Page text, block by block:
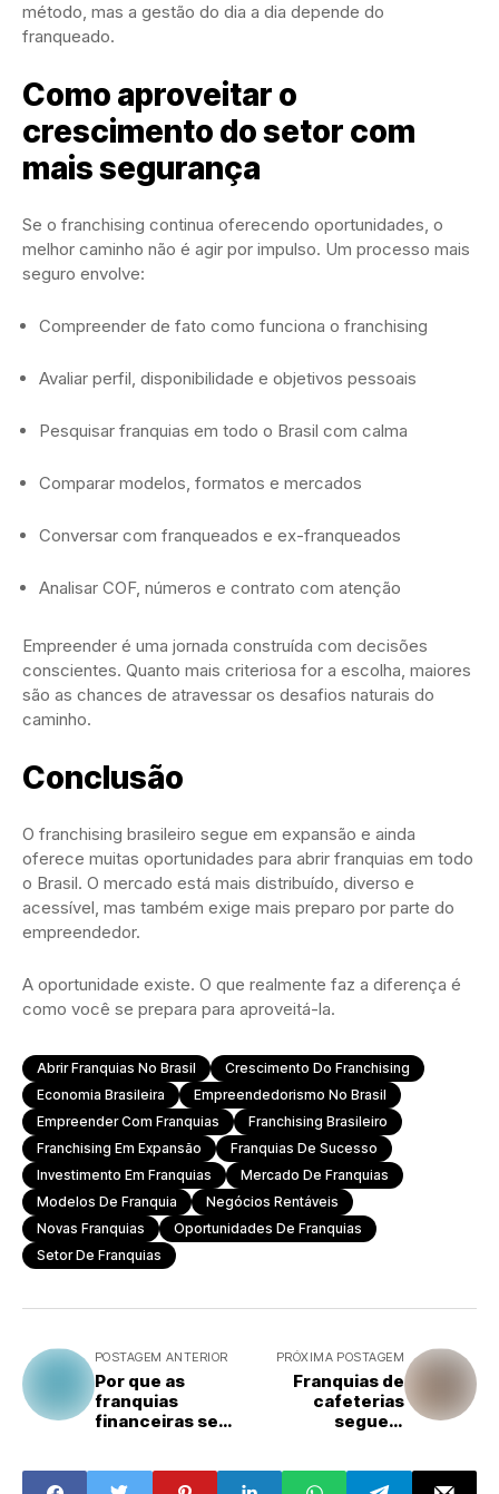
método, mas a gestão do dia a dia depende do
franqueado.
Como aproveitar o
crescimento do setor com
mais segurança
Se o franchising continua oferecendo oportunidades, o
melhor caminho não é agir por impulso. Um processo mais
seguro envolve:
Compreender de fato como funciona o franchising
Avaliar perfil, disponibilidade e objetivos pessoais
Pesquisar franquias em todo o Brasil com calma
Comparar modelos, formatos e mercados
Conversar com franqueados e ex-franqueados
Analisar COF, números e contrato com atenção
Empreender é uma jornada construída com decisões
conscientes. Quanto mais criteriosa for a escolha, maiores
são as chances de atravessar os desafios naturais do
caminho.
Conclusão
O franchising brasileiro segue em expansão e ainda
oferece muitas oportunidades para abrir franquias em todo
o Brasil. O mercado está mais distribuído, diverso e
acessível, mas também exige mais preparo por parte do
empreendedor.
A oportunidade existe. O que realmente faz a diferença é
como você se prepara para aproveitá-la.
Abrir Franquias No Brasil
Crescimento Do Franchising
Economia Brasileira
Empreendedorismo No Brasil
Empreender Com Franquias
Franchising Brasileiro
Franchising Em Expansão
Franquias De Sucesso
Investimento Em Franquias
Mercado De Franquias
Modelos De Franquia
Negócios Rentáveis
Novas Franquias
Oportunidades De Franquias
Setor De Franquias
POSTAGEM ANTERIOR
Por que as
franquias
financeiras se
estratégica para
PRÓXIMA POSTAGEM
Franquias de
cafeterias
seguem
2026